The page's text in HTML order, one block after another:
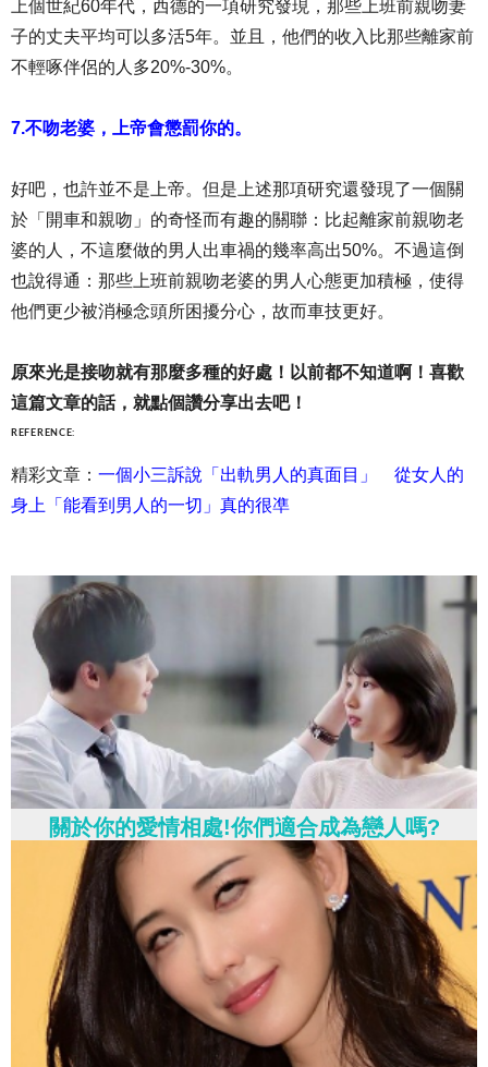
上個世紀60年代，西德的一項研究發現，那些上班前親吻妻
子的丈夫平均可以多活5年。並且，他們的收入比那些離家前
不輕啄伴侶的人多20%-30%。
7.不吻老婆，上帝會懲罰你的。
好吧，也許並不是上帝。但是上述那項研究還發現了一個關
於「開車和親吻」的奇怪而有趣的關聯：比起離家前親吻老
婆的人，不這麼做的男人出車禍的幾率高出50%。不過這倒
也說得通：那些上班前親吻老婆的男人心態更加積極，使得
他們更少被消極念頭所困擾分心，故而車技更好。
原來光是接吻就有那麼多種的好處！以前都不知道啊！喜歡
這篇文章的話，就點個讚分享出去吧！
REFERENCE:
精彩文章： 一個小三訴說「出軌男人的真面目」 從女人的
身上「能看到男人的一切」真的很凖
關於你的愛情相處!你們適合成為戀人嗎?